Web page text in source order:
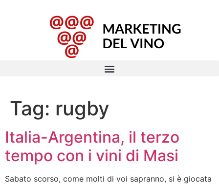
Tag: rugby
Italia-Argentina, il terzo
tempo con i vini di Masi
Sabato scorso, come molti di voi sapranno, si è giocata